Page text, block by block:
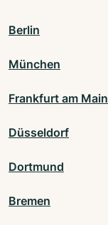
Berlin
München
Frankfurt am Main
Düsseldorf
Dortmund
Bremen